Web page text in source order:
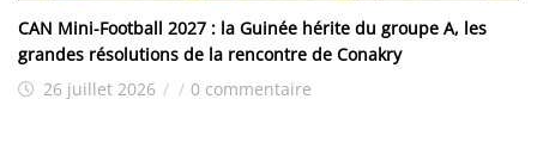
CAN Mini-Football 2027 : la Guinée hérite du groupe A, les
grandes résolutions de la rencontre de Conakry
26 juillet 2026 / / 0 commentaire